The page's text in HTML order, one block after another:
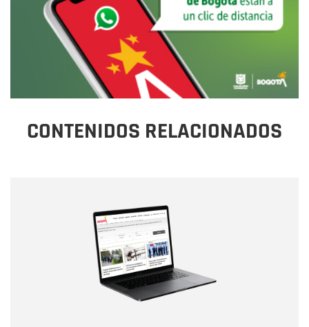
CONTENIDOS RELACIONADOS
Correo electrónico
Tipo de comentario